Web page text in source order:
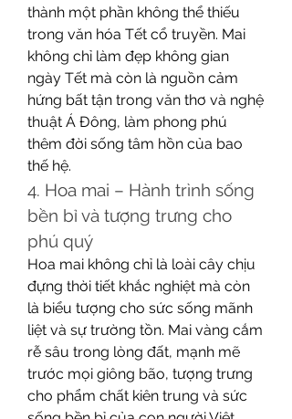
thành một phần không thể thiếu
trong văn hóa Tết cổ truyền. Mai
không chỉ làm đẹp không gian
ngày Tết mà còn là nguồn cảm
hứng bất tận trong văn thơ và nghệ
thuật Á Đông, làm phong phú
thêm đời sống tâm hồn của bao
thế hệ.
4. Hoa mai – Hành trình sống
bền bỉ và tượng trưng cho
phú quý
Hoa mai không chỉ là loài cây chịu
đựng thời tiết khắc nghiệt mà còn
là biểu tượng cho sức sống mãnh
liệt và sự trường tồn. Mai vàng cắm
rễ sâu trong lòng đất, mạnh mẽ
trước mọi giông bão, tượng trưng
cho phẩm chất kiên trung và sức